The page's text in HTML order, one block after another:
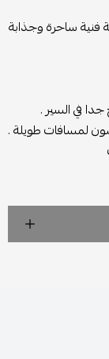
ساحرة وجذابة
في السير .
لمسافات طويلة .